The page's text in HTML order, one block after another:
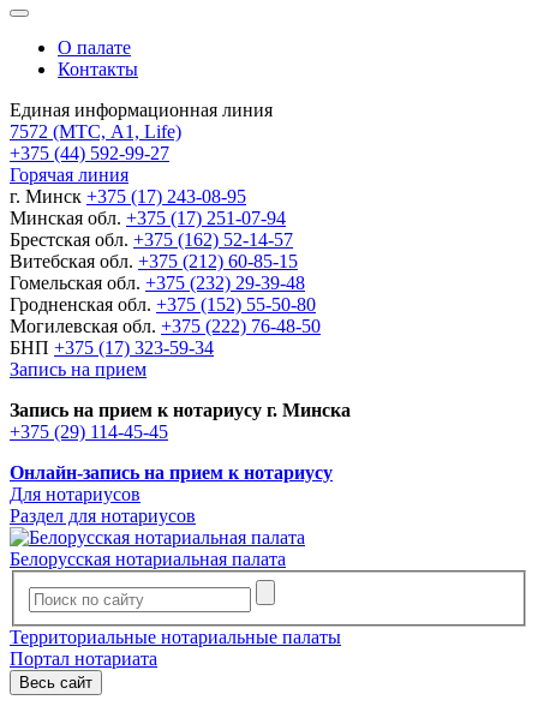
О палате
Контакты
Единая информационная линия
7572 (МТС, A1, Life)
+375 (44) 592-99-27
Горячая линия
г. Минск +375 (17) 243-08-95
Минская обл. +375 (17) 251-07-94
Брестская обл. +375 (162) 52-14-57
Витебская обл. +375 (212) 60-85-15
Гомельская обл. +375 (232) 29-39-48
Гродненская обл. +375 (152) 55-50-80
Могилевская обл. +375 (222) 76-48-50
БНП +375 (17) 323-59-34
Запись на прием
Запись на прием к нотариусу г. Минска
+375 (29) 114-45-45
Онлайн-запись на прием к нотариусу
Для нотариусов
Раздел для нотариусов
Белорусская нотариальная палата
Территориальные нотариальные палаты
Портал нотариата
Весь сайт